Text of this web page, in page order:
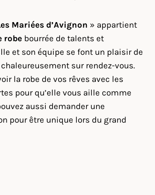
Mariées d’Avignon » appartient
robe bourrée de talents et
et son équipe se font un plaisir de
sur rendez-vous.
la robe de vos rêves avec les
pour qu’elle vous aille comme
aussi demander une
pour être unique lors du grand